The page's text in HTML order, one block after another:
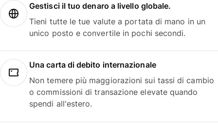
Gestisci il tuo denaro a livello globale.
Tieni tutte le tue valute a portata di mano in un
unico posto e convertile in pochi secondi.
Una carta di debito internazionale
Non temere più maggiorazioni sui tassi di cambio
o commissioni di transazione elevate quando
spendi all'estero.